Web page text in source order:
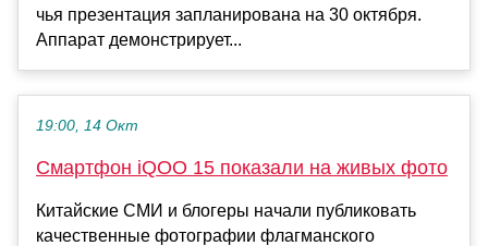
чья презентация запланирована на 30 октября.
Аппарат демонстрирует...
19:00, 14 Окт
Смартфон iQOO 15 показали на живых фото
Китайские СМИ и блогеры начали публиковать
качественные фотографии флагманского